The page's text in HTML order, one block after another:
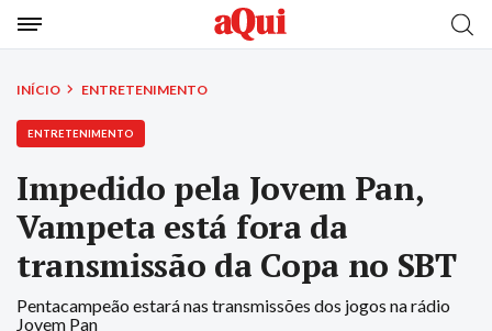
INÍCIO ENTRETENIMENTO
ENTRETENIMENTO
Impedido pela Jovem Pan,
Vampeta está fora da
transmissão da Copa no SBT
Pentacampeão estará nas transmissões dos jogos na rádio
Jovem Pan